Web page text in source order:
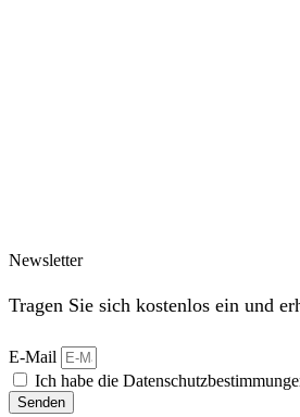
Newsletter
Tragen Sie sich kostenlos ein und
E-Mail
Ich habe die
Senden